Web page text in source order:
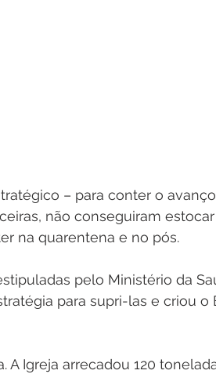
– para conter o
não conseguiram
na quarentena e no pós.
pelo Ministério da
para supri-las e criou o
A Igreja arrecadou 120